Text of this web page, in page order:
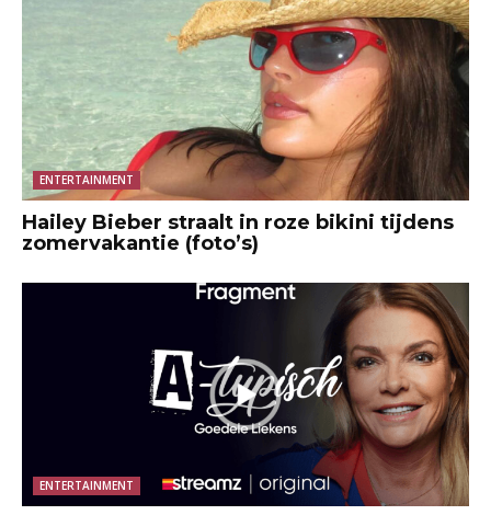
ENTERTAINMENT
Hailey Bieber straalt in roze bikini tijdens
zomervakantie (foto’s)
ENTERTAINMENT